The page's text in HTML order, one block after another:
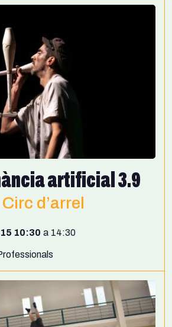
artificial 3.9
d’arrel
10:30 14:30